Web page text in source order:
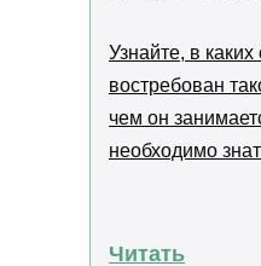
Узнайте, в
востребован
чем он
необходимо
Читать
ВСЕ КУРСЫ
Рыбоводство
Растениеводство
Животноводство
Ветеринария
Ландшафтный дизайн